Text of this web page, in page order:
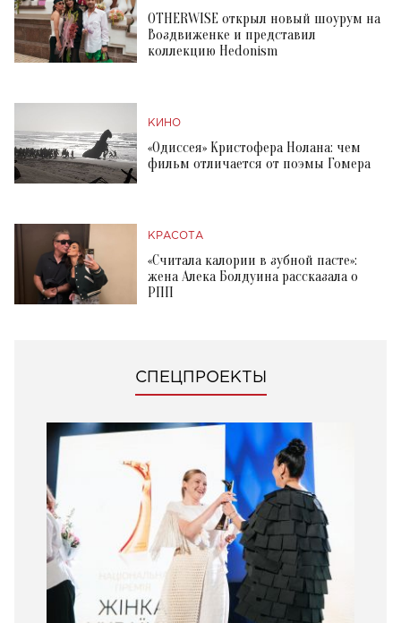
OTHERWISE открыл новый шоурум на
Воздвиженке и представил
коллекцию Hedonism
КИНО
«Одиссея» Кристофера Нолана: чем
фильм отличается от поэмы Гомера
КРАСОТА
«Считала калории в зубной пасте»:
жена Алека Болдуина рассказала о
РПП
СПЕЦПРОЕКТЫ